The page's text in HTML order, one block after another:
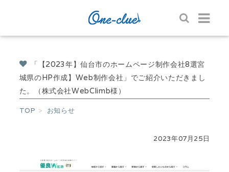
「【2023年】仙台市のホームページ制作会社8選宮
城県のHP作成】Web制作会社」でご紹介いただきまし
た。（株式会社WebClimb様）
TOP お知らせ
2023年07月25日